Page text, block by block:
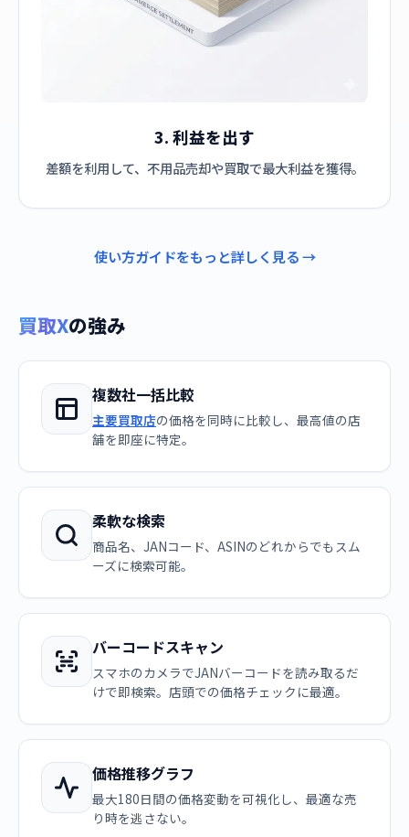
3. 利益を出す
差額を利用して、不用品売却や買取で最大利益を獲得。
使い方ガイドをもっと詳しく見る →
買取Xの強み
複数社一括比較
主要買取店の価格を同時に比較し、最高値の店
舗を即座に特定。
柔軟な検索
商品名、JANコード、ASINのどれからでもスム
ーズに検索可能。
バーコードスキャン
スマホのカメラでJANバーコードを読み取るだ
けで即検索。店頭での価格チェックに最適。
価格推移グラフ
最大180日間の価格変動を可視化し、最適な売
り時を逃さない。